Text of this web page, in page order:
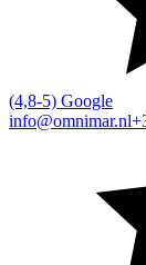
(4,8-5) Google
info@omnimar.nl